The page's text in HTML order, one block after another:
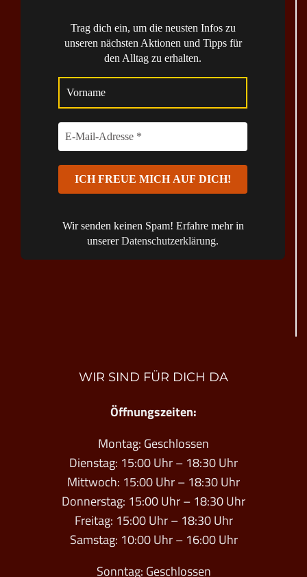
Trag dich ein, um die neusten Infos zu
unseren nächsten Aktionen und Tipps für
den Alltag zu erhalten.
Wir senden keinen Spam! Erfahre mehr in
unsererDatenschutzerklärung.
WIR SIND FÜR DICH DA
Öffnungszeiten:
Montag: Geschlossen
Dienstag: 15:00 Uhr – 18:30 Uhr
Mittwoch: 15:00 Uhr – 18:30 Uhr
Donnerstag: 15:00 Uhr – 18:30 Uhr
Freitag: 15:00 Uhr – 18:30 Uhr
Samstag: 10:00 Uhr – 16:00 Uhr
Sonntag: Geschlossen